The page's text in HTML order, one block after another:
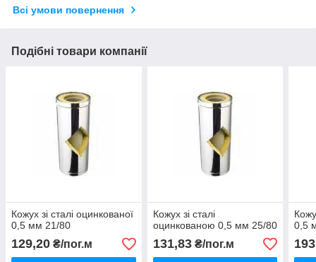
Всі умови повернення
Подібні товари компанії
Кожух зі сталі оцинкованої
0,5 мм 21/80
129,20 ₴/пог.м
Кожух зі сталі
оцинкованою 0,5 мм 25/80
131,83₴/пог.м
0,5